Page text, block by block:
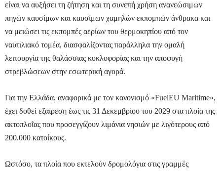
είναι να αυξήσει τη ζήτηση και τη συνεπή χρήση ανανεώσιμων
πηγών καυσίμων και καυσίμων χαμηλών εκπομπών άνθρακα και
να μειώσει τις εκπομπές αερίων του θερμοκηπίου από τον
ναυτιλιακό τομέα, διασφαλίζοντας παράλληλα την ομαλή
λειτουργία της θαλάσσιας κυκλοφορίας και την αποφυγή
στρεβλώσεων στην εσωτερική αγορά.
Για την Ελλάδα, αναφορικά με τον κανονισμό «FuelEU Maritime»,
έχει δοθεί εξαίρεση έως τις 31 Δεκεμβρίου του 2029 στα πλοία της
ακτοπλοΐας που προσεγγίζουν λιμάνια νησιών με λιγότερους από
200.000 κατοίκους.
Ωστόσο, τα πλοία που εκτελούν δρομολόγια στις γραμμές